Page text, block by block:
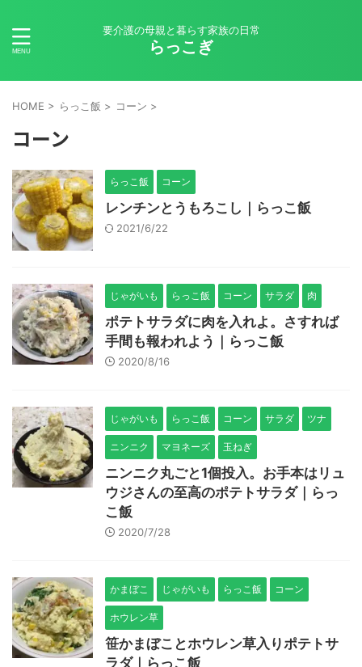
要介護の母親と暮らす家族の日常
らっこぎ
HOME > らっこ飯 > コーン >
コーン
らっこ飯 コーン
レンチンとうもろこし｜らっこ飯
2021/6/22
じゃがいも らっこ飯 コーン サラダ 肉
ポテトサラダに肉を入れよ。さすれば
手間も報われよう｜らっこ飯
2020/8/16
じゃがいも らっこ飯 コーン サラダ ツナ
ニンニク マヨネーズ 玉ねぎ
ニンニク丸ごと1個投入。お手本はリュ
ウジさんの至高のポテトサラダ｜らっ
こ飯
2020/7/28
かまぼこ じゃがいも らっこ飯 コーン
ホウレン草
笹かまぼことホウレン草入りポテトサ
ラダ｜らっこ飯